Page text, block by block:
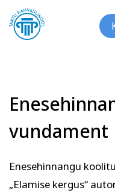
vundament
Enesehinnangu
„Elamise kergus“